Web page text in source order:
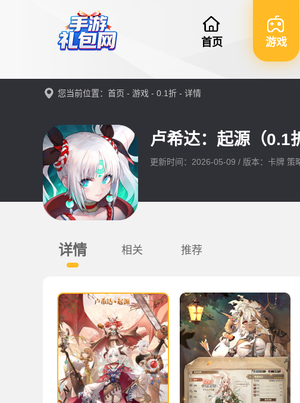
首页 游戏
您当前位置： 首页 - 游戏 - 0.1折 - 详情
卢希达：起源（0.1
更新时间：2026-05-09 / 版本：卡牌 策
详情 相关 推荐